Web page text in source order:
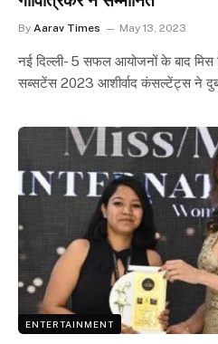
By Aarav Times May 13, 2023
नई दिल्ली- 5 सफल आयोजनों के बाद
सब्सटेंस 2023 आशीर्वाद कंसल्टेंट्स ने
ENTERTAINMENT